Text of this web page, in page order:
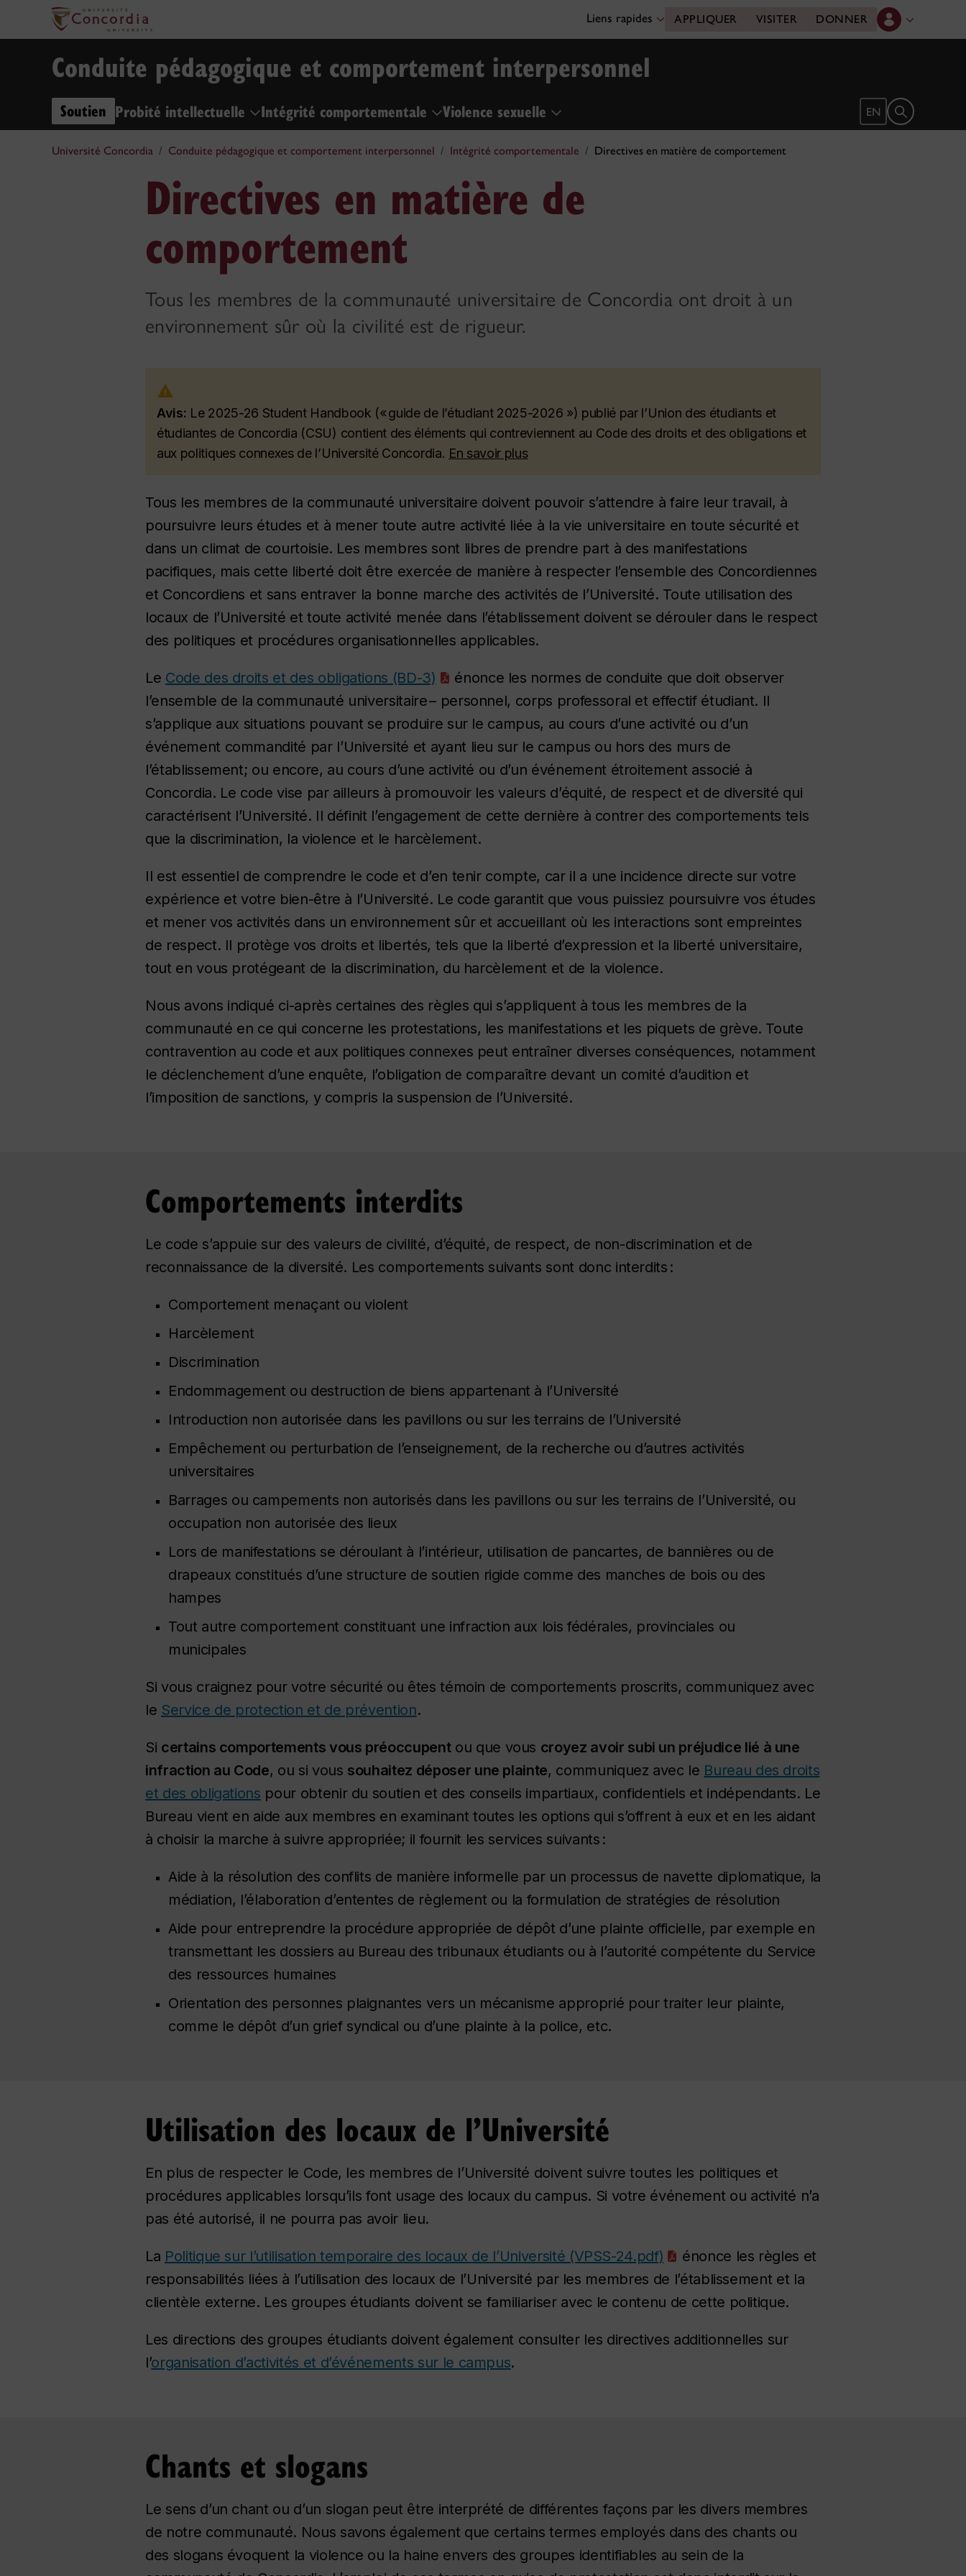
Liens rapides APPLIQUER VISITER DONNER
Conduite pédagogique et comportement interpersonnel
Soutien Probité intellectuelle Intégrité comportementale Violence sexuelle EN Ouvrir le
Université Concordia Conduite pédagogique et comportement interpersonnel Intégrité comportementale Directives en matière de comportement
Directives en matière de
comportement
Tous les membres de la communauté universitaire de Concordia ont droit à un
environnement sûr où la civilité est de rigueur.
Avis: Le 2025-26 Student Handbook (« guide de l’étudiant 2025-2026 ») publié par l’Union des étudiants et
étudiantes de Concordia (CSU) contient des éléments qui contreviennent au Code des droits et des obligations et
aux politiques connexes de l’Université Concordia. En savoir plus
Tous les membres de la communauté universitaire doivent pouvoir s’attendre à faire leur travail, à
poursuivre leurs études et à mener toute autre activité liée à la vie universitaire en toute sécurité et
dans un climat de courtoisie. Les membres sont libres de prendre part à des manifestations
pacifiques, mais cette liberté doit être exercée de manière à respecter l’ensemble des Concordiennes
et Concordiens et sans entraver la bonne marche des activités de l’Université. Toute utilisation des
locaux de l’Université et toute activité menée dans l’établissement doivent se dérouler dans le respect
des politiques et procédures organisationnelles applicables.
Le Code des droits et des obligations (BD-3)
énonce les normes de conduite que doit observer
l’ensemble de la communauté universitaire – personnel, corps professoral et effectif étudiant. Il
s’applique aux situations pouvant se produire sur le campus, au cours d’une activité ou d’un
événement commandité par l’Université et ayant lieu sur le campus ou hors des murs de
l’établissement; ou encore, au cours d’une activité ou d’un événement étroitement associé à
Concordia. Le code vise par ailleurs à promouvoir les valeurs d’équité, de respect et de diversité qui
caractérisent l’Université. Il définit l’engagement de cette dernière à contrer des comportements tels
que la discrimination, la violence et le harcèlement.
Il est essentiel de comprendre le code et d’en tenir compte, car il a une incidence directe sur votre
expérience et votre bien-être à l’Université. Le code garantit que vous puissiez poursuivre vos études
et mener vos activités dans un environnement sûr et accueillant où les interactions sont empreintes
de respect. Il protège vos droits et libertés, tels que la liberté d’expression et la liberté universitaire,
tout en vous protégeant de la discrimination, du harcèlement et de la violence.
Nous avons indiqué ci-après certaines des règles qui s’appliquent à tous les membres de la
communauté en ce qui concerne les protestations, les manifestations et les piquets de grève. Toute
contravention au code et aux politiques connexes peut entraîner diverses conséquences, notamment
le déclenchement d’une enquête, l’obligation de comparaître devant un comité d’audition et
l’imposition de sanctions, y compris la suspension de l’Université.
Comportements interdits
Le code s’appuie sur des valeurs de civilité, d’équité, de respect, de non-discrimination et de
reconnaissance de la diversité. Les comportements suivants sont donc interdits :
Comportement menaçant ou violent
Harcèlement
Discrimination
Endommagement ou destruction de biens appartenant à l’Université
Introduction non autorisée dans les pavillons ou sur les terrains de l’Université
Empêchement ou perturbation de l’enseignement, de la recherche ou d’autres activités
universitaires
Barrages ou campements non autorisés dans les pavillons ou sur les terrains de l’Université, ou
occupation non autorisée des lieux
Lors de manifestations se déroulant à l’intérieur, utilisation de pancartes, de bannières ou de
drapeaux constitués d’une structure de soutien rigide comme des manches de bois ou des
hampes
Tout autre comportement constituant une infraction aux lois fédérales, provinciales ou
municipales
Si vous craignez pour votre sécurité ou êtes témoin de comportements proscrits, communiquez avec
le Service de protection et de prévention.
Si certains comportements vous préoccupentou que vous croyez avoir subi un préjudice lié à une
infraction au Code, ou si vous souhaitez déposer une plainte, communiquez avec le Bureau des droits
et des obligations pour obtenir du soutien et des conseils impartiaux, confidentiels et indépendants. Le
Bureau vient en aide aux membres en examinant toutes les options qui s’offrent à eux et en les aidant
à choisir la marche à suivre appropriée; il fournit les services suivants :
Aide à la résolution des conflits de manière informelle par un processus de navette diplomatique, la
médiation, l’élaboration d’ententes de règlement ou la formulation de stratégies de résolution
Aide pour entreprendre la procédure appropriée de dépôt d’une plainte officielle, par exemple en
transmettant les dossiers au Bureau des tribunaux étudiants ou à l’autorité compétente du Service
des ressources humaines
Orientation des personnes plaignantes vers un mécanisme approprié pour traiter leur plainte,
comme le dépôt d’un grief syndical ou d’une plainte à la police, etc.
Utilisation des locaux de l’Université
En plus de respecter le Code, les membres de l’Université doivent suivre toutes les politiques et
procédures applicables lorsqu’ils font usage des locaux du campus. Si votre événement ou activité n’a
pas été autorisé, il ne pourra pas avoir lieu.
La Politique sur l’utilisation temporaire des locaux de l’Université (VPSS-24.pdf)
énonce les règles et
responsabilités liées à l’utilisation des locaux de l’Université par les membres de l’établissement et la
clientèle externe. Les groupes étudiants doivent se familiariser avec le contenu de cette politique.
Les directions des groupes étudiants doivent également consulter les directives additionnelles sur
l’organisation d’activités et d’événements sur le campus.
Chants et slogans
Le sens d’un chant ou d’un slogan peut être interprété de différentes façons par les divers membres
de notre communauté. Nous savons également que certains termes employés dans des chants ou
des slogans évoquent la violence ou la haine envers des groupes identifiables au sein de la